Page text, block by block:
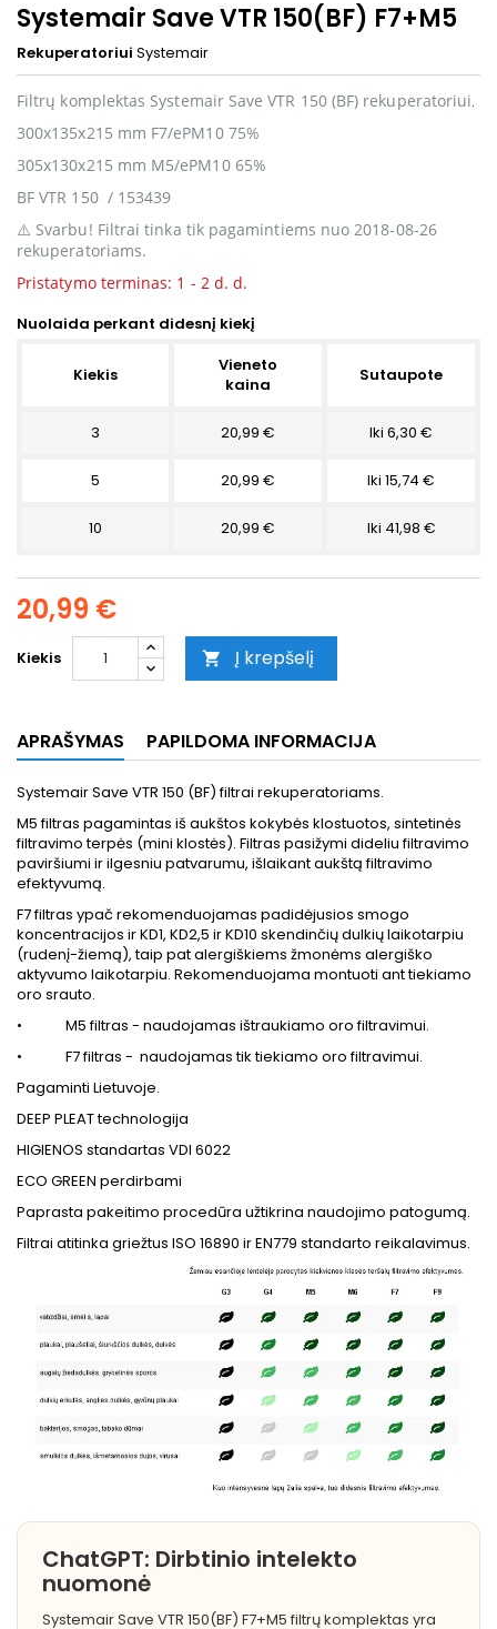
Systemair Save VTR 150(BF) F7+M5
Rekuperatoriui Systemair
Filtrų komplektas Systemair Save VTR 150 (BF) rekuperatoriui.
300x135x215 mm F7/ePM10 75%
305x130x215 mm M5/ePM10 65%
BF VTR 150 / 153439
⚠️ Svarbu! Filtrai tinka tik pagamintiems nuo 2018-08-26
rekuperatoriams.
Pristatymo terminas: 1 - 2 d. d.
Nuolaida perkant didesnį kiekį
Kiekis
Vieneto
kaina
Sutaupote
3 20,99 € Iki 6,30 €
5 20,99 € Iki 15,74 €
10 20,99 € Iki 41,98 €
20,99 €
Kiekis  Į krepšelį
APRAŠYMAS PAPILDOMA INFORMACIJA
Systemair Save VTR 150 (BF) filtrai rekuperatoriams.
M5 filtras pagamintas iš aukštos kokybės klostuotos, sintetinės
filtravimo terpės (mini klostės). Filtras pasižymi dideliu filtravimo
paviršiumi ir ilgesniu patvarumu, išlaikant aukštą filtravimo
efektyvumą.
F7 filtras ypač rekomenduojamas padidėjusios smogo
koncentracijos ir KD1, KD2,5 ir KD10 skendinčių dulkių laikotarpiu
(rudenį-žiemą), taip pat alergiškiems žmonėms alergiško
aktyvumo laikotarpiu. Rekomenduojama montuoti ant tiekiamo
oro srauto.
• M5 filtras - naudojamas ištraukiamo oro filtravimui.
• F7 filtras - naudojamas tik tiekiamo oro filtravimui.
Pagaminti Lietuvoje.
DEEP PLEAT technologija
HIGIENOS standartas VDI 6022
ECO GREEN perdirbami
Paprasta pakeitimo procedūra užtikrina naudojimo patogumą.
Filtrai atitinka griežtus ISO 16890 ir EN779 standarto reikalavimus.
ChatGPT: Dirbtinio intelekto
nuomonė
Systemair Save VTR 150(BF) F7+M5 filtrų komplektas yra